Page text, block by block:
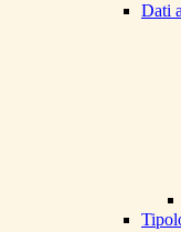
Dati